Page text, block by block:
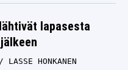
lapasesta
LASSE HONKANEN